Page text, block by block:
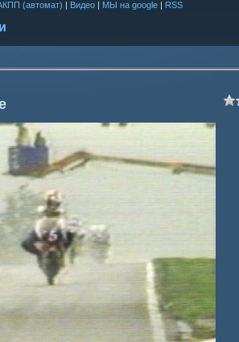
(автомат) | Видео| МЫ на google| RSS